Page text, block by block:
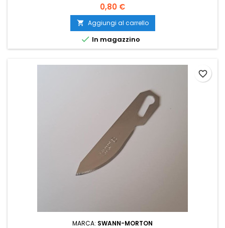
0,80 €
 Aggiungi al carrello
 In magazzino
MARCA: SWANN-MORTON
favorite_border